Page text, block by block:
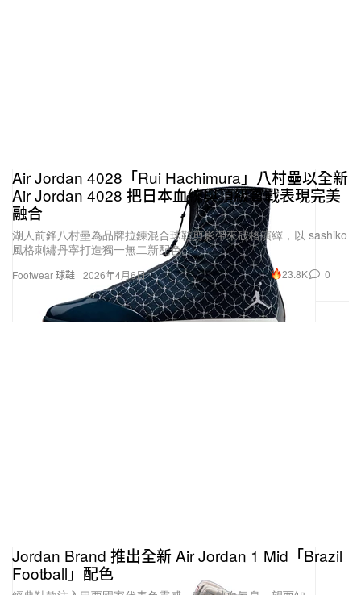
Footwear 球鞋
Air Jordan 4028「Rui Hachimura」八村壘以全新
Air Jordan 4028 把日本血統與頂級實戰表現完美
融合
湖人前鋒八村壘為品牌拉鍊混合球鞋剪影帶來破格演繹，以 sashiko
風格刺繡丹寧打造獨一無二新配色。
2026年4月6日 23.8K 0
Jordan Brand 推出全新 Air Jordan 1 Mid「Brazil
Football」配色